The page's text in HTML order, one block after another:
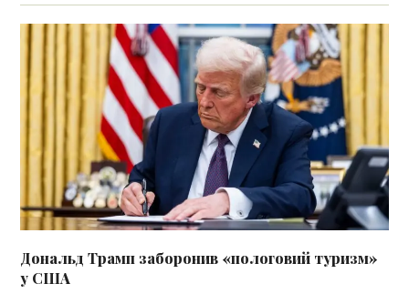
Дональд Трамп заборонив «пологовий туризм»
у США